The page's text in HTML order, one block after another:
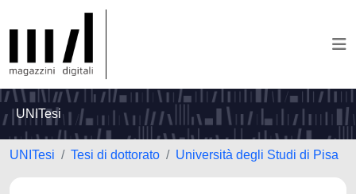
UNITesi
UNITesi Tesi di dottorato Università degli Studi di Pisa